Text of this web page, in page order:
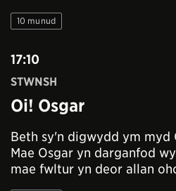
10 munud
17:10
STWNSH
Oi! Osgar
Beth sy'n digwydd ym myd
Mae Osgar yn darganfod
mae fwltur yn deor allan